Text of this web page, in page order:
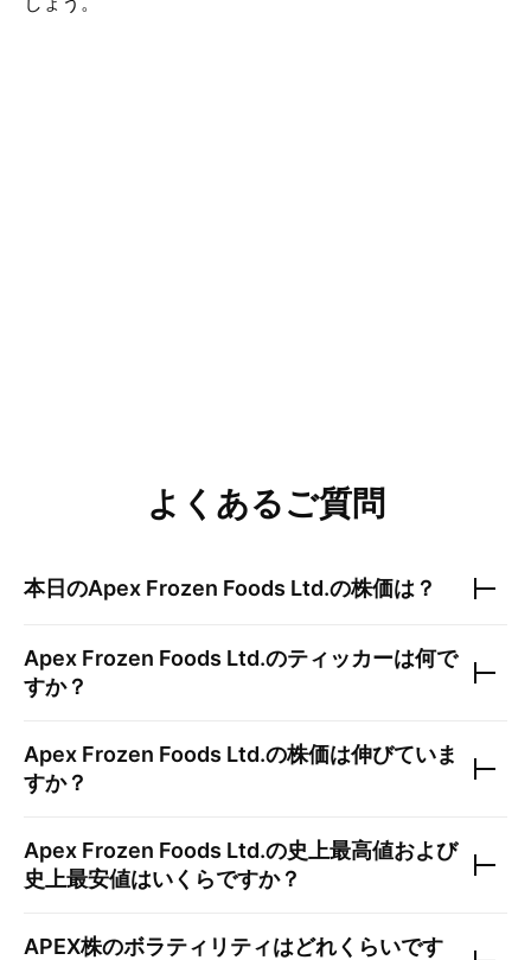
よくあるご質問
本日のApex Frozen Foods Ltd.の株価は？
Apex Frozen Foods Ltd.のティッカーは何で
すか？
Apex Frozen Foods Ltd.の株価は伸びていま
すか？
Apex Frozen Foods Ltd.の史上最高値および
史上最安値はいくらですか？
APEX株のボラティリティはどれくらいです